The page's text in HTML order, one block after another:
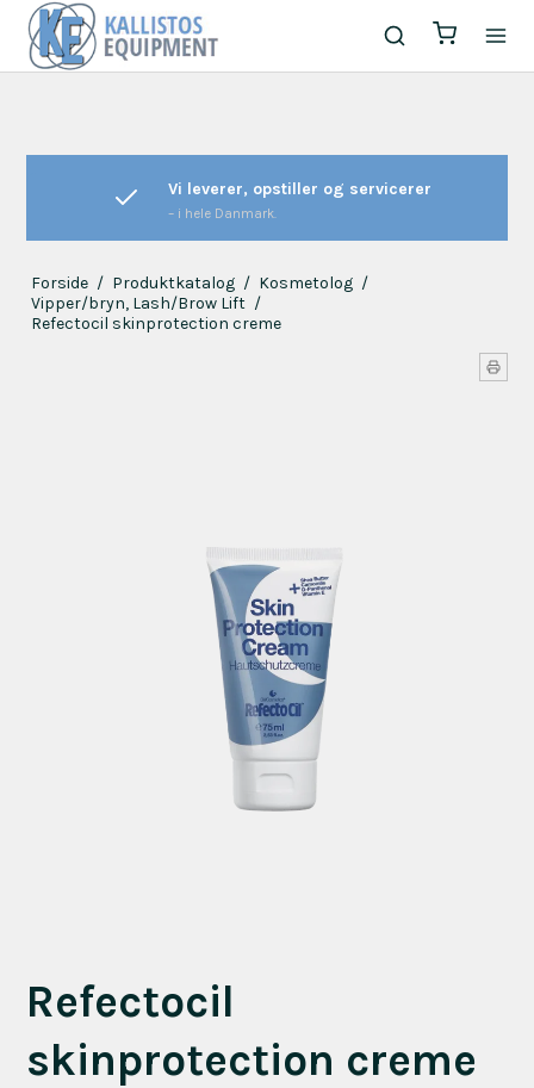
Vi leverer, opstiller og servicerer
– i hele Danmark.
Forside / Produktkatalog / Kosmetolog /
Vipper/bryn, Lash/Brow Lift /
Refectocil skinprotection creme
Refectocil
skinprotection creme